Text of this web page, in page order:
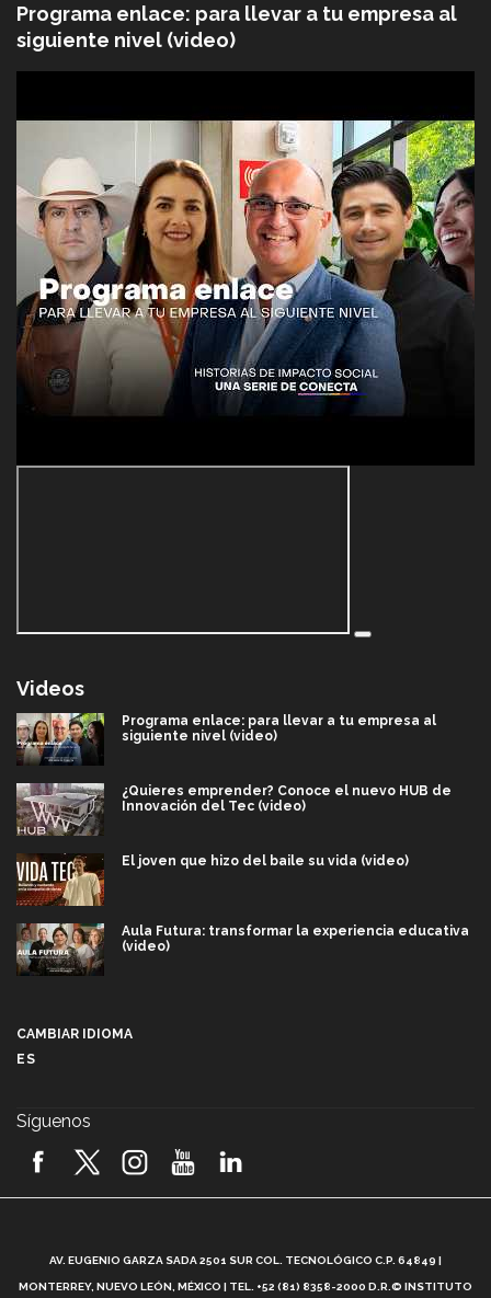
Programa enlace: para llevar a tu empresa al
siguiente nivel (video)
Videos
Programa enlace: para llevar a tu empresa al
siguiente nivel (video)
¿Quieres emprender? Conoce el nuevo HUB de
Innovación del Tec (video)
El joven que hizo del baile su vida (video)
Aula Futura: transformar la experiencia educativa
(video)
2026! (video)
¿Cómo es el Modelo Educativo Tec? (video)
CAMBIAR IDIOMA
ES
Síguenos
AV. EUGENIO GARZA SADA 2501 SUR COL. TECNOLÓGICO C.P. 64849 |
MONTERREY, NUEVO LEÓN, MÉXICO | TEL. +52 (81) 8358-2000 D.R.© INSTITUTO